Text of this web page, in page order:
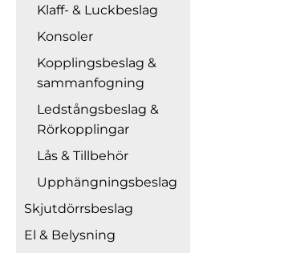
Klaff- & Luckbeslag
Konsoler
Kopplingsbeslag &
sammanfogning
Ledstångsbeslag &
Rörkopplingar
Lås & Tillbehör
Upphängningsbeslag
Skjutdörrsbeslag
El & Belysning